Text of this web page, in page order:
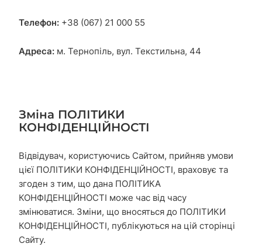
Телефон: +38 (067) 21 000 55
Адреса: м. Тернопіль, вул. Текстильна, 44
Зміна ПОЛІТИКИ
КОНФІДЕНЦІЙНОСТІ
Відвідувач, користуючись Сайтом, прийняв умови
цієї ПОЛІТИКИ КОНФІДЕНЦІЙНОСТІ, враховує та
згоден з тим, що дана ПОЛІТИКА
КОНФІДЕНЦІЙНОСТІ може час від часу
змінюватися. Зміни, що вносяться до ПОЛІТИКИ
КОНФІДЕНЦІЙНОСТІ, публікуються на цій сторінці
Сайту.